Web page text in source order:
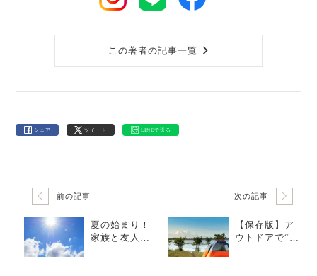
この著者の記事一覧
シェア ツイート LINEで送る
前の記事
夏の始まり！
家族と友人と
次の記事
【保存版】ア
ウトドアで“倒